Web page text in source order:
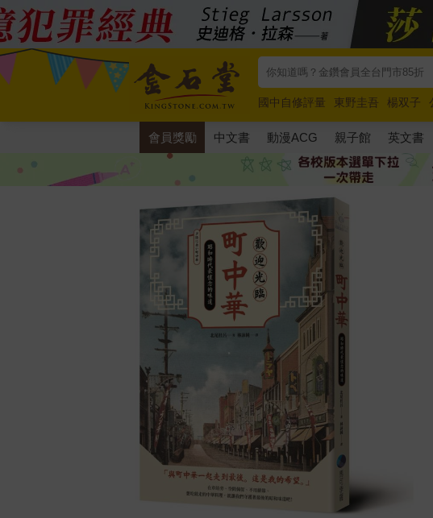
國中自修評量 東野圭吾 楊双子
唯紅花綻放
奧德賽 路邊攤新作
會員獎勵 中文書 動漫ACG 親子館 英文書